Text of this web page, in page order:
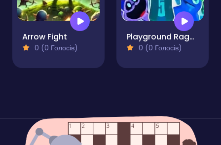
Arrow Fight
0 (0 Голосів)
Playground Ragdoll Sandbox
0 (0 Голосів)